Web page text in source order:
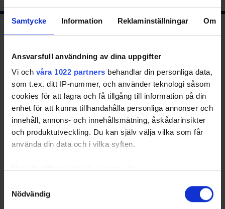
Samtycke Information Reklaminställningar Om
Ansvarsfull användning av dina uppgifter
Vi och våra 1022 partners behandlar din personliga data,
som t.ex. ditt IP-nummer, och använder teknologi såsom
cookies för att lagra och få tillgång till information på din
enhet för att kunna tillhandahålla personliga annonser och
innehåll, annons- och innehållsmätning, åskådarinsikter
och produktutveckling. Du kan själv välja vilka som får
använda din data och i vilka syften.
som kan ha en noggrannhet på upp till flera meter
Nödvändig
Huvudpartners